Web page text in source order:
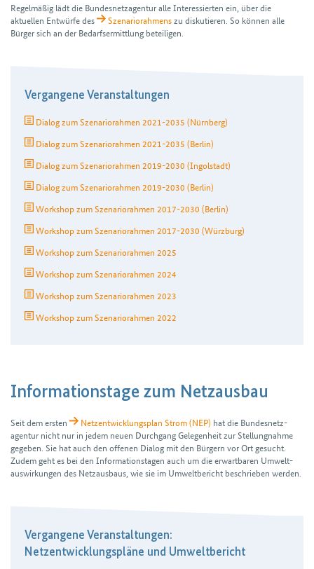
Regelmäßig lädt die Bundes­netz­agentur alle Interessierten ein, über die
aktuellen Entwürfe des
Szenariorahmenszu diskutieren. So können alle
Bürger sich an der Bedarfs­ermittlung beteiligen.
Vergangene Veranstaltungen
Dialog zum Szenariorahmen 2021-2035 (Nürnberg)
Dialog zum Szenariorahmen 2021-2035 (Berlin)
Dialog zum Szenariorahmen 2019-2030 (Ingolstadt)
Dialog zum Szenariorahmen 2019-2030 (Berlin)
Workshop zum Szenariorahmen 2017-2030 (Berlin)
Workshop zum Szenariorahmen 2017-2030 (Würzburg)
Workshop zum Szenariorahmen 2025
Workshop zum Szenariorahmen 2024
Workshop zum Szenariorahmen 2023
Workshop zum Szenariorahmen 2022
Informationstage zum Netzausbau
Seit dem ersten Netz­entwicklungs­plan Strom (NEP) hat die Bundes­netz­
agentur nicht nur in jedem neuen Durch­gang Gelegen­heit zur Stellung­nahme
gegeben. Sie hat auch den offenen Dialog mit den Bürgern vor Ort gesucht.
Zudem geht es bei den Informations­tagen auch um die erwartbaren Umwelt­
auswirkungen des Netzausbaus, wie sie im Umweltbericht beschrieben werden.
Vergangene Veranstaltungen:
Netzentwicklungspläne und Umweltbericht